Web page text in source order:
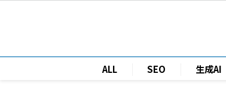
ALL SEO 生成AI